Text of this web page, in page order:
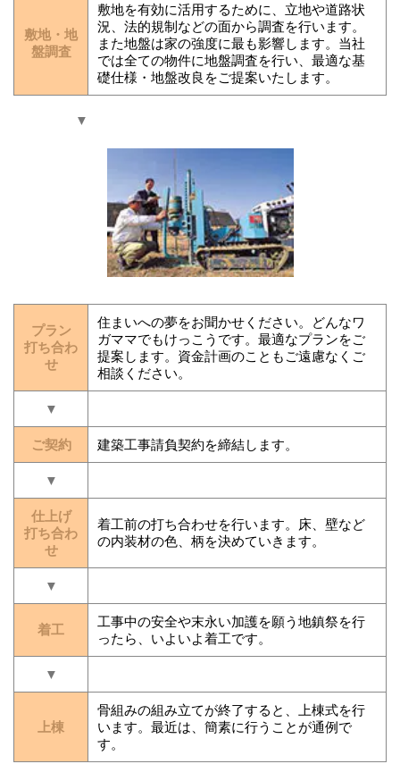
敷地・地
盤調査
敷地を有効に活用するために、立地や道路状
況、法的規制などの面から調査を行います。
また地盤は家の強度に最も影響します。当社
では全ての物件に地盤調査を行い、最適な基
礎仕様・地盤改良をご提案いたします。
▼
プラン
打ち合わ
せ
住まいへの夢をお聞かせください。どんなワ
ガママでもけっこうです。最適なプランをご
提案します。資金計画のこともご遠慮なくご
相談ください。
▼
ご契約 建築工事請負契約を締結します。
▼
仕上げ
打ち合わ
せ
着工前の打ち合わせを行います。床、壁など
の内装材の色、柄を決めていきます。
▼
着工
工事中の安全や末永い加護を願う地鎮祭を行
ったら、いよいよ着工です。
▼
上棟
骨組みの組み立てが終了すると、上棟式を行
います。最近は、簡素に行うことが通例で
す。